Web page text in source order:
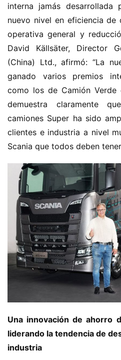
interna jamás desarrollada
nuevo nivel en eficiencia de
operativa general y
David Källsäter, Director
(China) Ltd., afirmó: “La
ganado varios premios
como los de Camión
demuestra claramente
camiones Super ha sido
clientes e industria a nivel
Scania que todos deben
Una innovación de ahorro
liderando la tendencia de
industria